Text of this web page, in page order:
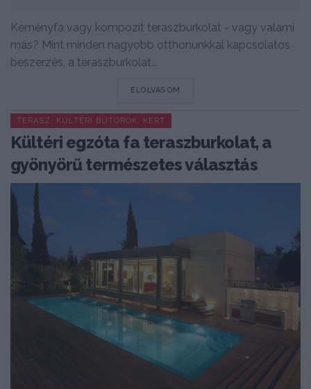
Keményfa vagy kompozit teraszburkolat - vagy valami
más? Mint minden nagyobb otthonunkkal kapcsolatos
beszerzés, a teraszburkolat...
ELOLVASOM
TERASZ, KÜLTÉRI BÚTOROK, KERT
Kültéri egzóta fa teraszburkolat, a
gyönyörű természetes választás